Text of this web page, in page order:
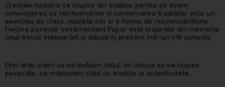
Creatiile noastre se inspira din traditie pentru ca avem
convingerea ca reintoarcerea si conservarea traditiilor este un
exercitiu de clasa, noblete cat si o forma de responsabilitate.
Fiecare poveste vestimentara Fuyor este inspirata din memoria
unui trecut indepartat si adusa in prezent intr-un stil autentic.
Prin arta vrem sa ne definim stilul, iar istoria sa ne inspire
povestile, sa imbracam stilul cu traditie si autenticitate.